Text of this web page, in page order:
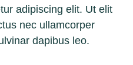
adipiscing elit. Ut elit
nec ullamcorper
dapibus leo.